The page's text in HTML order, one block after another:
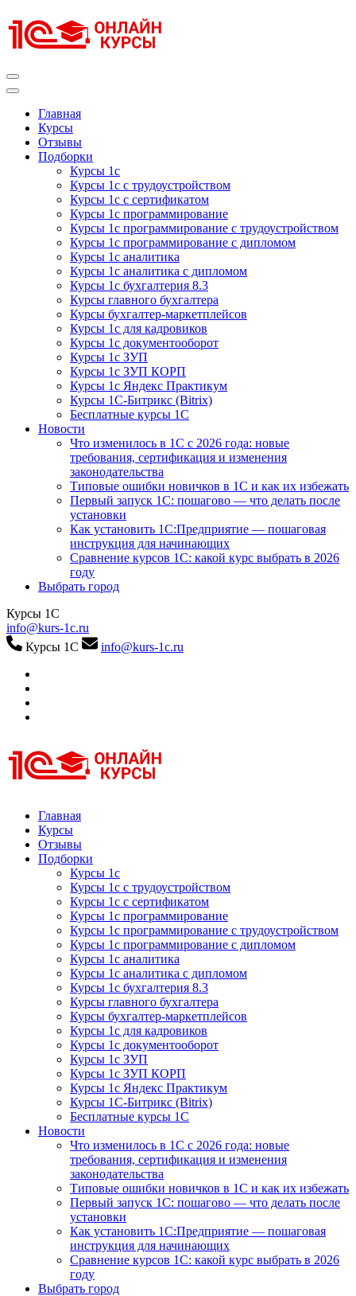
к
содержимому
Главная
Курсы
Отзывы
Подборки
Курсы 1с
Курсы 1с с трудоустройством
Курсы 1с с сертификатом
Курсы 1с программирование
Курсы 1с программирование с трудоустройством
Курсы 1с программирование с дипломом
Курсы 1с аналитика
Курсы 1с аналитика с дипломом
Курсы 1с бухгалтерия 8.3
Курсы главного бухгалтера
Курсы бухгалтер-маркетплейсов
Курсы 1с для кадровиков
Курсы 1с документооборот
Курсы 1с ЗУП
Курсы 1с ЗУП КОРП
Курсы 1с Яндекс Практикум
Курсы 1С-Битрикс (Bitrix)
Бесплатные курсы 1С
Новости
Что изменилось в 1С с 2026 года: новые
требования, сертификация и изменения
законодательства
Типовые ошибки новичков в 1С и как их избежать
Первый запуск 1С: пошагово — что делать после
установки
Как установить 1С:Предприятие — пошаговая
инструкция для начинающих
Сравнение курсов 1С: какой курс выбрать в 2026
году
Выбрать город
Курсы 1С
info@kurs-1c.ru
Курсы 1С
info@kurs-1c.ru
Курсы 1С
Курсы 1С официальная сертификация
Главная
Курсы
Отзывы
Подборки
Курсы 1с
Курсы 1с с трудоустройством
Курсы 1с с сертификатом
Курсы 1с программирование
Курсы 1с программирование с трудоустройством
Курсы 1с программирование с дипломом
Курсы 1с аналитика
Курсы 1с аналитика с дипломом
Курсы 1с бухгалтерия 8.3
Курсы главного бухгалтера
Курсы бухгалтер-маркетплейсов
Курсы 1с для кадровиков
Курсы 1с документооборот
Курсы 1с ЗУП
Курсы 1с ЗУП КОРП
Курсы 1с Яндекс Практикум
Курсы 1С-Битрикс (Bitrix)
Бесплатные курсы 1С
Новости
Что изменилось в 1С с 2026 года: новые
требования, сертификация и изменения
законодательства
Типовые ошибки новичков в 1С и как их избежать
Первый запуск 1С: пошагово — что делать после
установки
Как установить 1С:Предприятие — пошаговая
инструкция для начинающих
Сравнение курсов 1С: какой курс выбрать в 2026
году
Выбрать город